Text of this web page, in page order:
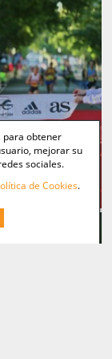
para obtener
mejorar su
sociales.
de Cookies.